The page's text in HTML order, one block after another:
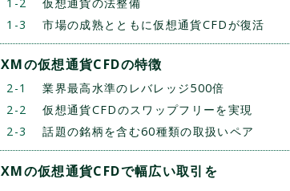
市場の成熟とともに仮想通貨CFDが復活
XMの仮想通貨CFDの特徴
業界最高水準のレバレッジ500倍
仮想通貨CFDのスワップフリーを実現
話題の銘柄を含む60種類の取扱いペア
XMの仮想通貨CFDで幅広い取引を